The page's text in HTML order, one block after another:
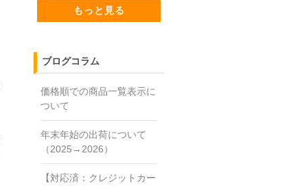
もっと見る
ブログコラム
価格順での商品一覧表示に
ついて
年末年始の出荷について
（2025→2026）
【対応済：クレジットカー